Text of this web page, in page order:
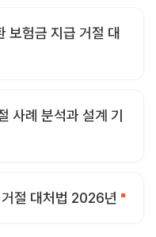
보험금 지급 거절 대
사례 분석과 설계 기
절 대처법 2026년